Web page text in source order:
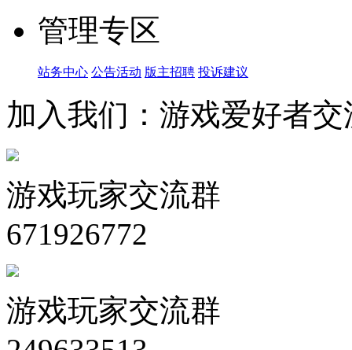
管理专区
站务中心 公告活动 版主招聘 投诉建议
加入我们：游戏爱好者交
游戏玩家交流群
671926772
游戏玩家交流群